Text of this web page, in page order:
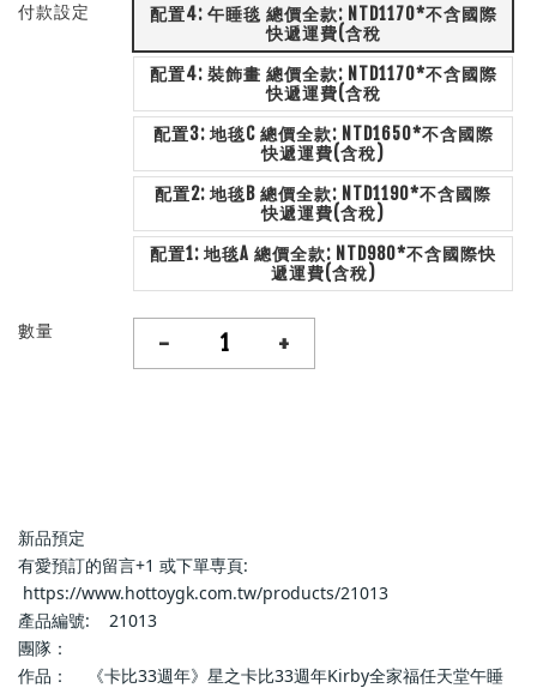
付款設定
配置4: 午睡毯 總價全款: NTD1170*不含國際
快遞運費(含稅
配置4: 裝飾畫 總價全款: NTD1170*不含國際
快遞運費(含稅
配置3: 地毯C 總價全款: NTD1650*不含國際
快遞運費(含稅)
配置2: 地毯B 總價全款: NTD1190*不含國際
快遞運費(含稅)
配置1: 地毯A 總價全款: NTD980*不含國際快
遞運費(含稅)
數量 - +
新品預定
有愛預訂的留言+1 或下單専頁:
https://www.hottoygk.com.tw/products/21013
產品編號:    21013
團隊：
作品：    《卡比33週年》星之卡比33週年Kirby全家福任天堂午睡